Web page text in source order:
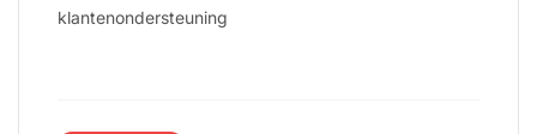
klantenondersteuning